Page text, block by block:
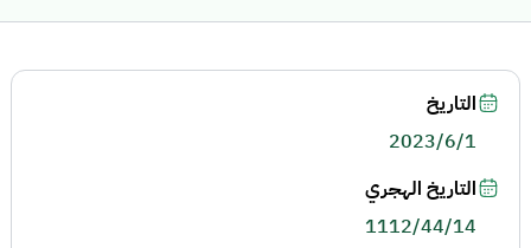
التاريخ
2023/6/1
التاريخ الهجري
1112/44/14